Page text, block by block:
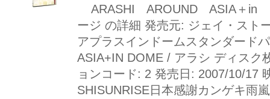
ARASHI AROUND ASIA＋in
ージ の詳細 発売元: ジェイ・スト
アプラスインドームスタンダード
ASIA+IN DOME / アラシ ディスク
ョンコード: 2 発売日: 2007/10/17
SHISUNRISE日本感謝カンゲキ雨